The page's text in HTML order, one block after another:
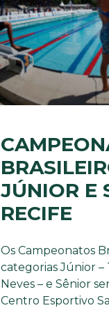
JÚNIOR E
RECIFE
Os Campeonatos
categorias Júnior
Neves – e Sênior
Centro Esportivo